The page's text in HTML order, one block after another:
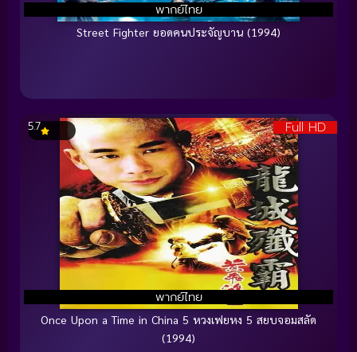
พากย์ไทย
Street Fighter ยอดคนประจัญบาน (1994)
Full HD
พากย์ไทย
5.7
Once Upon a Time in China 5 หวงเฟยหง 5 สยบจอมสลัด
(1994)